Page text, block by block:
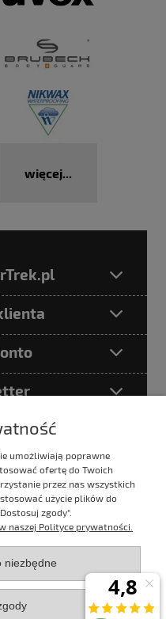
więcej...
akceptujesz
766
umożliwiają poprawne
ofertę do Twoich
przez nas wszystkich
użycie plików do
zgody".
naszej Polityce prywatności.
niezbędne